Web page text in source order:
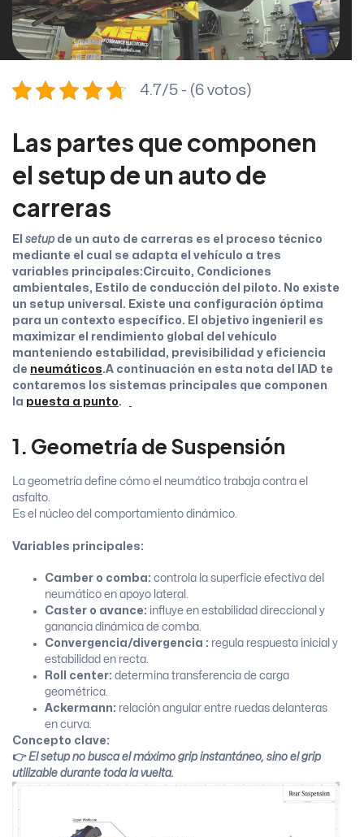
4.7/5 - (6 votos)
Las partes que componen
el setup de un auto de
carreras
El setupde un auto de carreras es el proceso técnico
mediante el cual se adapta el vehículo a tres
variables principales:Circuito, Condiciones
ambientales, Estilo de conducción del piloto. No existe
un setup universal. Existe una configuración óptima
para un contexto específico. El objetivo ingenieril es
maximizar el rendimiento global del vehículo
manteniendo estabilidad, previsibilidad y eficiencia
de neumáticos.A continuación en esta nota del IAD te
contaremos los sistemas principales que componen
la puesta a punto.
1. Geometría de Suspensión
La geometría define cómo el neumático trabaja contra el
asfalto.
Es el núcleo del comportamiento dinámico.
Variables principales:
Camber o comba: controla la superficie efectiva del
neumático en apoyo lateral.
Caster o avance: influye en estabilidad direccional y
ganancia dinámica de comba.
Convergencia/divergencia : regula respuesta inicial y
estabilidad en recta.
Roll center: determina transferencia de carga
geométrica.
Ackermann: relación angular entre ruedas delanteras
en curva.
Concepto clave:
👉El setup no busca el máximo grip instantáneo, sino el grip
utilizable durante toda la vuelta.